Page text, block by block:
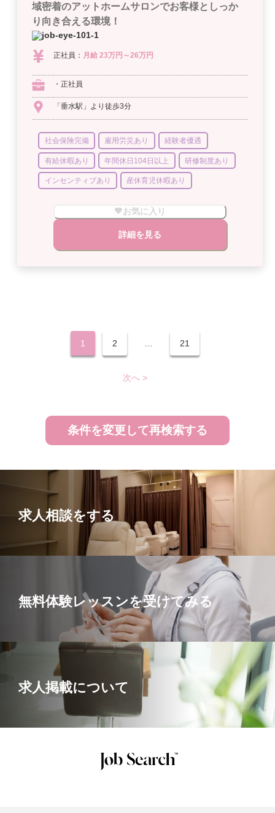
域密着のアットホームサロンでお客様としっか
り向き合える環境！
正社員： 月給 23万円～26万円
・正社員
「垂水駅」より徒歩3分
社会保険完備 雇用労災あり 経験者優遇
有給休暇あり 年間休日104日以上 研修制度あり
インセンティブあり 産休育児休暇あり
お気に入り
詳細を見る
1 2 21
次へ >
条件を変更して再検索する
求人相談をする
無料体験レッスンを受けてみる
求人掲載について